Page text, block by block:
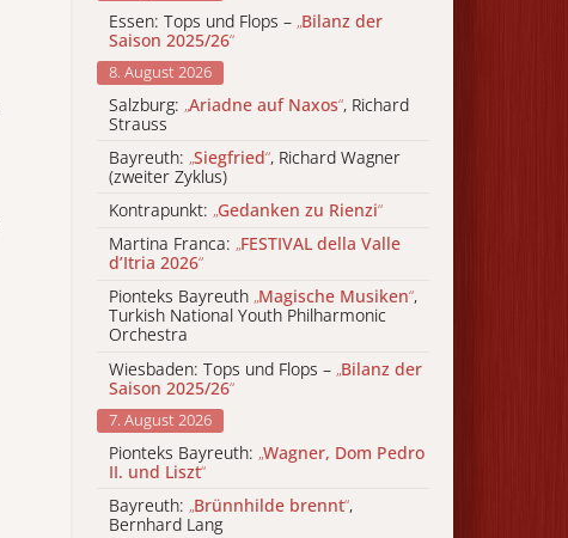
Essen: Tops und Flops – „Bilanz der
Saison 2025/26“
8. August 2026
Salzburg: „Ariadne auf Naxos“, Richard
Strauss
Bayreuth: „Siegfried“, Richard Wagner
(zweiter Zyklus)
Kontrapunkt: „Gedanken zu Rienzi“
Martina Franca: „FESTIVAL della Valle
d’Itria 2026“
Pionteks Bayreuth „Magische Musiken“,
Turkish National Youth Philharmonic
Orchestra
Wiesbaden: Tops und Flops – „Bilanz der
Saison 2025/26“
7. August 2026
Pionteks Bayreuth: „Wagner, Dom Pedro
II. und Liszt“
Bayreuth: „Brünnhilde brennt“,
Bernhard Lang